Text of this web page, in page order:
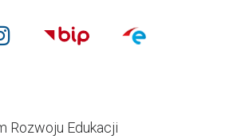
Instagram
Rozwoju Edukacji